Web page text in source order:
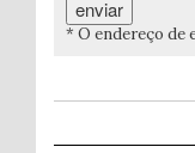
* O endereço de